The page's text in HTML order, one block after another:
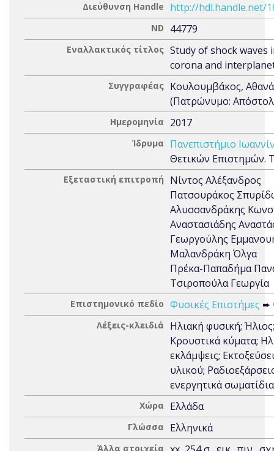
Διεύθυνση Handle http://hdl.handle.net/
ND 44779
Εναλλακτικός τίτλος Study of shock waves
corona and
Συγγραφέας Κουλουμβάκος,
(Πατρώνυμο:
Ημερομηνία 2017
Ίδρυμα
Πανεπιστήμιο
Θετικών Επιστημών.
Εξεταστική επιτροπή
Νίντος Αλέξανδρος
Πατσουράκος
Αλυσσανδράκης
Αναστασιάδης
Γεωργούλης
Μαλανδράκη Όλγα
Πρέκα-Παπαδήμα
Τσιροπούλα Γεωργία
Επιστημονικό πεδίο Φυσικές Επιστήμες ➨
Λέξεις-κλειδιά
Ηλιακή φυσική;
Κρουστικά κύματα;
εκλάμψεις;
υλικού;
ενεργητικά σωματίδια
Χώρα Ελλάδα
Γλώσσα Ελληνικά
Άλλα στοιχεία